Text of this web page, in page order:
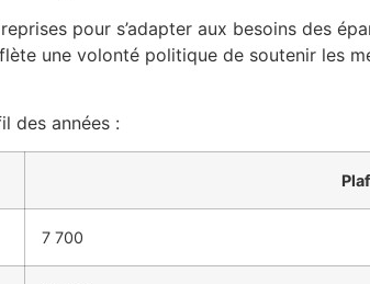
pour s’adapter aux besoins des
une volonté politique de soutenir les
des années :
7 700